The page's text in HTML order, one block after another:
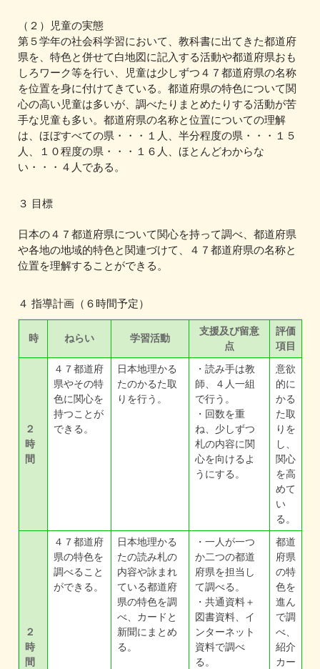
（２）児童の実態
第５学年の社会科学習において、教科書に出てきた都道府
県を、特色と併せて白地図に記入する活動や都道府県おも
しろワーク等を行い、児童は少しずつ４７都道府県の名称
を位置を身に付けてきている。都道府県の特色について関
心の高い児童は多いが、調べたりまとめたりする活動が苦
手な児童も多い。都道府県の名称と位置についての理解
は、ほぼすべての県・・・１人、半分程度の県・・・１５
人、１０程度の県・・・１６人、ほとんどわからな
い・・・４人である。
３ 目標
日本の４７都道府県について関心を持って調べ、都道府県
や各地の地域的特色と関連づけて、４７都道府県の名称と
位置を理解することができる。
４ 指導計画（６時間予定）
時 ねらい 学習活動
支援及び留意
点
評価
項目
２
時
間
４７都道府
県やその特
色に関心を
持つことが
できる。
日本地理かる
たのかるた取
りを行う。
・読み手は教
師、４人一組
で行う。
・回数を重
ね、少しずつ
札の内容に関
心を向けるよ
うにする。
意欲
的に
かる
た取
りを
し、
関心
を高
めて
い
る。
２
時
間
４７都道府
県の特色を
調べること
ができる。
日本地理かる
たの読み札の
内容や詠まれ
ている都道府
県の特色を調
べ、カードと
新聞にまとめ
る。
・一人が一つ
か二つの都道
府県を担当し
て調べる。
・共通資料＋
図書資料、イ
ンターネット
資料で調べ
る。
都道
府県
の特
色を
進ん
で調
べ、
紹介
カー